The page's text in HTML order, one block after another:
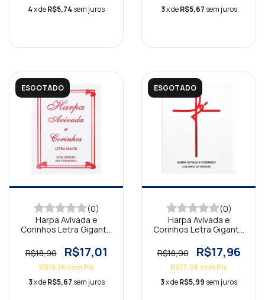
4x deR$5,74 sem juros
3x deR$5,67 sem juros
ESGOTADO
(0)
Harpa Avivada e
Corinhos Letra Gigante
Branca
R$18,90 R$17,01
R$16,16 com Pix
3x deR$5,67 sem juros
ESGOTADO
(0)
Harpa Avivada e
Corinhos Letra Gigante
R$18,90
R$17,96
R$17,06 comPix
3x deR$5,99 sem juros